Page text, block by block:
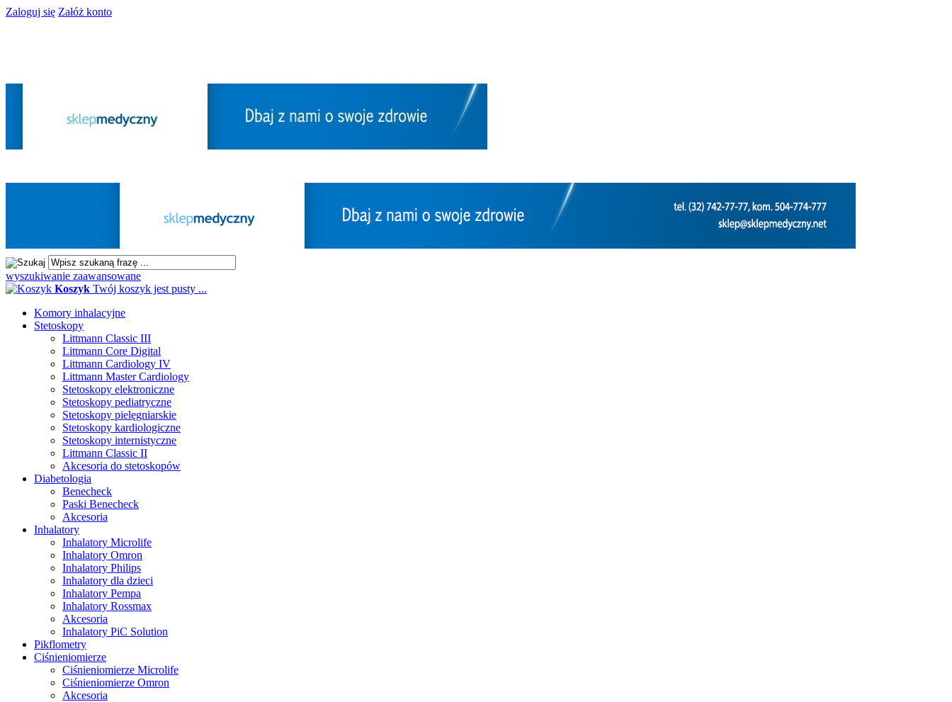
Zaloguj się Załóż konto
wyszukiwanie zaawansowane
Koszyk Twój koszyk jest pusty ...
Komory inhalacyjne
Stetoskopy
Littmann Classic III
Littmann Core Digital
Littmann Cardiology IV
Littmann Master Cardiology
Stetoskopy elektroniczne
Stetoskopy pediatryczne
Stetoskopy pielęgniarskie
Stetoskopy kardiologiczne
Stetoskopy internistyczne
Littmann Classic II
Akcesoria do stetoskopów
Diabetologia
Benecheck
Paski Benecheck
Akcesoria
Inhalatory
Inhalatory Microlife
Inhalatory Omron
Inhalatory Philips
Inhalatory dla dzieci
Inhalatory Pempa
Inhalatory Rossmax
Akcesoria
Inhalatory PiC Solution
Pikflometry
Ciśnieniomierze
Ciśnieniomierze Microlife
Ciśnieniomierze Omron
Akcesoria